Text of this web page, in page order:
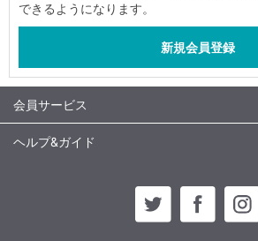
できるようになります。
会員サービス
ヘルプ&ガイド